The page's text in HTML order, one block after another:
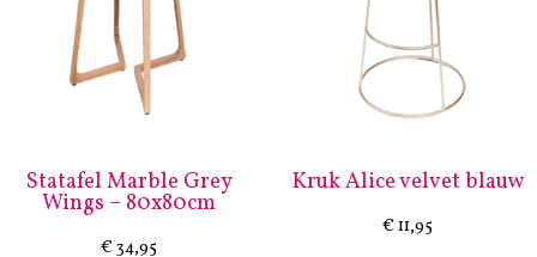
Statafel Marble Grey
Wings – 80x80cm
€34,95
Kruk Alice velvet blauw
€11,95